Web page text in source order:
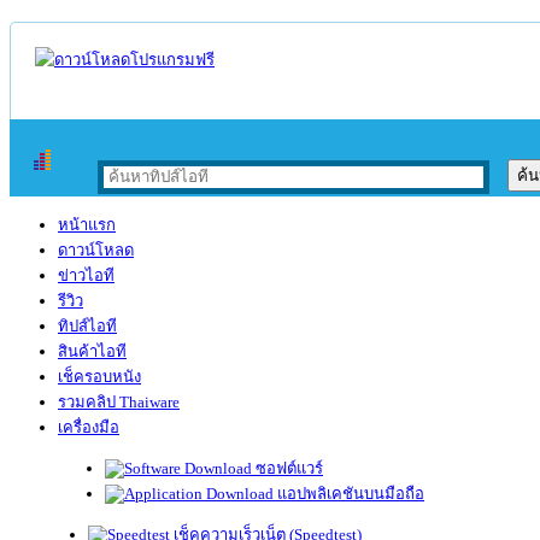
หน้าแรก
ดาวน์โหลด
ข่าวไอที
รีวิว
ทิปส์ไอที
สินค้าไอที
เช็ครอบหนัง
รวมคลิป Thaiware
เครื่องมือ
ซอฟต์แวร์
แอปพลิเคชันบนมือถือ
เช็คความเร็วเน็ต (Speedtest)